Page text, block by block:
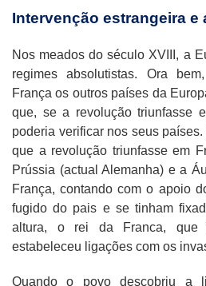
Intervenção estrangeira e
Nos meados do século XVIII, a
regimes absolutistas. Ora
França os outros países da
que, se a revolução triunfasse
poderia verificar nos seus
que a revolução triunfasse em
Prússia (actual Alemanha) e a
França, contando com o apoio
fugido do pais e se tinham
altura, o rei da Franca, que
estabeleceu ligações com os
Quando o povo descobriu a